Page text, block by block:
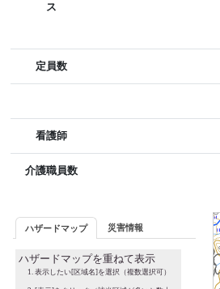
ス
定員数
看護師
介護職員数
ハザードマップ 災害情報
ハザードマップを重ねて表示
表示したい[区域名]を選択（複数選択可）